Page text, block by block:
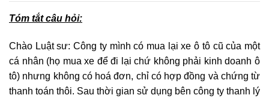
Tóm tắt câu hỏi:
Chào Luật sư: Công ty mình có mua lại xe ô tô cũ của một
cá nhân (họ mua xe để đi lại chứ không phải kinh doanh ô
tô) nhưng không có hoá đơn, chỉ có hợp đồng và chứng từ
thanh toán thôi. Sau thời gian sử dụng bên công ty thanh lý